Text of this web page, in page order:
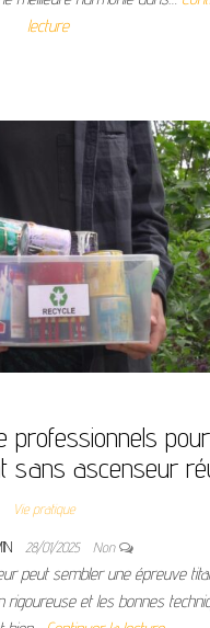
lecture
professionnels
sans ascenseur
Vie pratique
28/01/2025 Non
peut sembler une épreuve
rigoureuse et les bonnes